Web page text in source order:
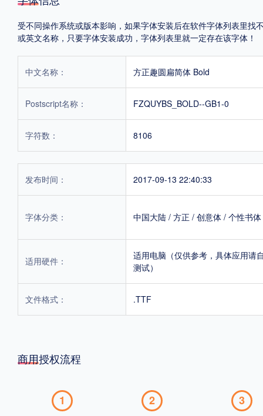
受不同操作系统或版本影响，如果字体安装后在软件字体列表里
或英文名称，只要字体安装成功，字体列表里就一定存在该字体！
中文名称： 方正趣圆扁简体 Bold
Postscript名称： FZQUYBS_BOLD--GB1-0
字符数： 8106
发布时间： 2017-09-13 22:40:33
字体分类： 中国大陆 / 方正 / 创意体 / 个性书体
适用硬件：
适用电脑（仅供参考，具体应用请
测试）
文件格式： .TTF
商用授权流程
1 2 3